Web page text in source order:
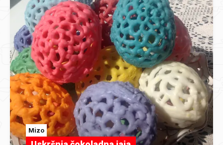
Mizo